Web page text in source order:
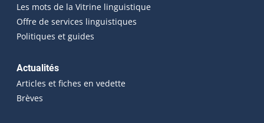
Les mots de la Vitrine linguistique
Offre de services linguistiques
Politiques et guides
Actualités
Articles et fiches en vedette
Brèves